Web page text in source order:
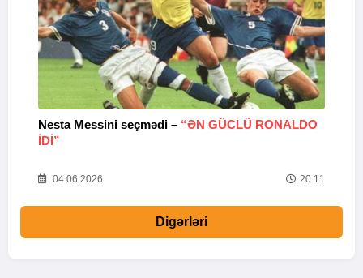
Nesta Messini seçmədi – “ƏN GÜCLÜ RONALDO
IDI”
04.06.2026 20:11
Digərləri